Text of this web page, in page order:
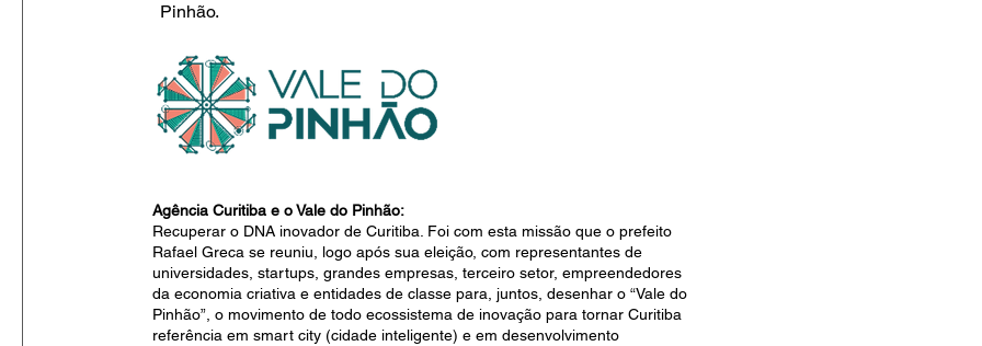
Pinhão.
Agência Curitiba e o Vale do Pinhão:
Recuperar o DNA inovador de Curitiba. Foi com esta missão que o prefeito
Rafael Greca se reuniu, logo após sua eleição, com representantes de
universidades, startups, grandes empresas, terceiro setor, empreendedores
da economia criativa e entidades de classe para, juntos, desenhar o “Vale do
Pinhão”, o movimento de todo ecossistema de inovação para tornar Curitiba
referência em smart city (cidade inteligente) e em desenvolvimento